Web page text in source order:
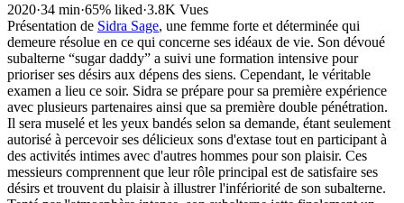
2020·34 min·65% liked·3.8K Vues
Présentation de Sidra Sage, une femme forte et déterminée qui
demeure résolue en ce qui concerne ses idéaux de vie. Son dévoué
subalterne “sugar daddy” a suivi une formation intensive pour
prioriser ses désirs aux dépens des siens. Cependant, le véritable
examen a lieu ce soir. Sidra se prépare pour sa première expérience
avec plusieurs partenaires ainsi que sa première double pénétration.
Il sera muselé et les yeux bandés selon sa demande, étant seulement
autorisé à percevoir ses délicieux sons d'extase tout en participant à
des activités intimes avec d'autres hommes pour son plaisir. Ces
messieurs comprennent que leur rôle principal est de satisfaire ses
désirs et trouvent du plaisir à illustrer l'infériorité de son subalterne.